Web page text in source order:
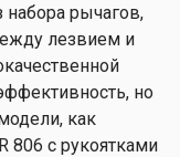
набора рычагов,
лезвием и
но
как
806 с рукоятками